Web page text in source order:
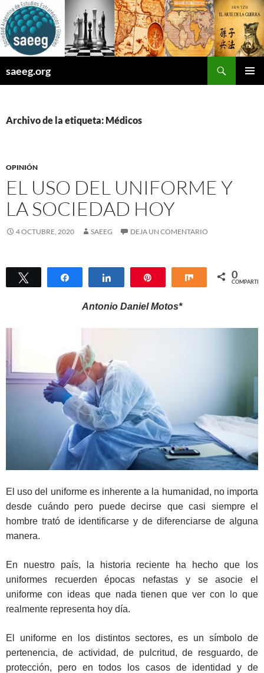
Saltar
al
contenido
saeeg.org
Archivo de la etiqueta: Médicos
OPINIÓN
EL USO DEL UNIFORME Y
LA SOCIEDAD HOY
4 OCTUBRE, 2020 SAEEG DEJA UN COMENTARIO
Twittear Compartir Compartir Compartir
0
COMPARTIR
Antonio Daniel Motos*
El uso del uniforme es inherente a la humanidad, no importa
desde cuándo pero puede decirse que casi siempre el
hombre trató de identificarse y de diferenciarse de alguna
manera.
En nuestro país, la historia reciente ha hecho que los
uniformes recuerden épocas nefastas y se asocie el
uniforme con ideas que nada tienen que ver con lo que
realmente representa hoy día.
El uniforme en los distintos sectores, es un símbolo de
pertenencia, de actividad, de pulcritud, de resguardo, de
protección, pero en todos los casos de identidad y de